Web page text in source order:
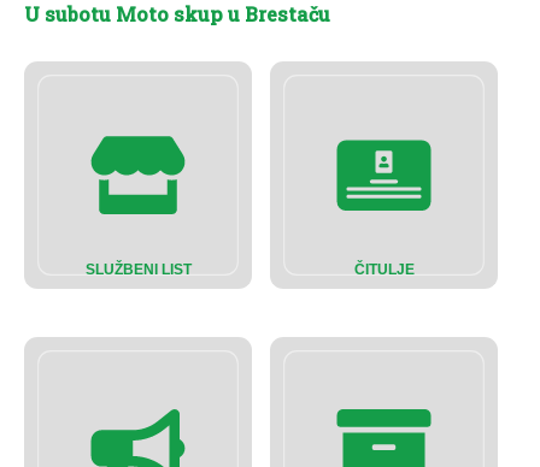
SLUŽBENI LIST ČITULJE
U subotu Moto skup u Brestaču